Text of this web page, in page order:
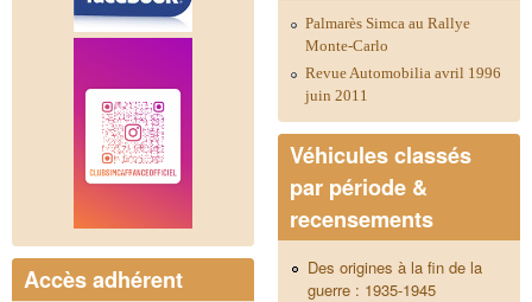
Accès adhérent
Palmarès Simca au Rallye
Monte-Carlo
Revue Automobilia avril 1996
juin 2011
Véhicules classés
par période &
recensements
Des origines à la fin de la
guerre : 1935-1945